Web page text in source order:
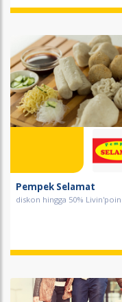
Pempek Selamat
diskon hingga 50% Livin'poin